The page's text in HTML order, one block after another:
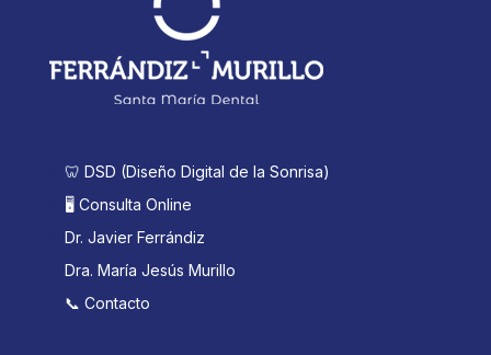
🦷 DSD (Diseño Digital de la Sonrisa)
🖥️ Consulta Online
Dr. Javier Ferrándiz
Dra. María Jesús Murillo
📞 Contacto